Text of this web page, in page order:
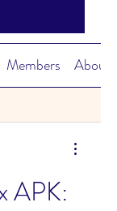
Members About
APK: